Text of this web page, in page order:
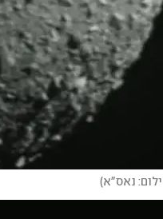
נאס"א)